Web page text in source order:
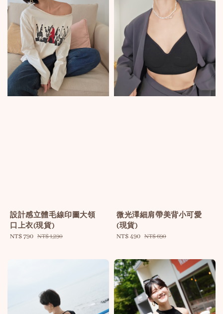
設計感立體毛線印圖大領
口上衣(現貨)
Sale
NT$ 790 Regular
NT$ 1,290
微光澤細肩帶美背小可愛
(現貨)
Sale
NT$ 490 Regular
NT$ 690